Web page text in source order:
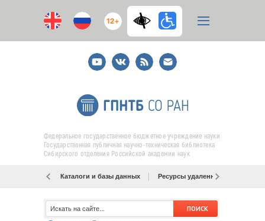
12+
YoutubeВКонтакте
RSS
E-
mail
подписка
Федеральное государственное бюджетное учреждение науки
Государственная публичная научно-техническая библиотека
Сибирского отделения Российской академии наук
Каталоги и базы данных Ресурсы удаленного доступа